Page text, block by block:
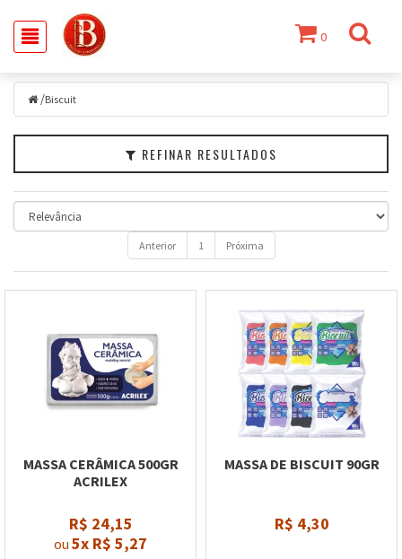
0
/Biscuit
REFINAR RESULTADOS
Filtrar
Biscuit
Marcas
Faixa
de
Preço
Anterior 1 Próxima
MASSA CERÂMICA 500GR
ACRILEX
R$ 24,15
ou 5x R$ 5,27
MASSA DE BISCUIT 90GR
R$ 4,30